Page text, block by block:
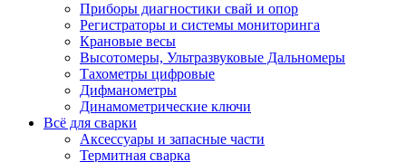
Приборы диагностики свай и опор
Регистраторы и системы мониторинга
Крановые весы
Высотомеры, Ультразвуковые Дальномеры
Тахометры цифровые
Дифманометры
Динамометрические ключи
Всё для сварки
Аксессуары и запасные части
Термитная сварка